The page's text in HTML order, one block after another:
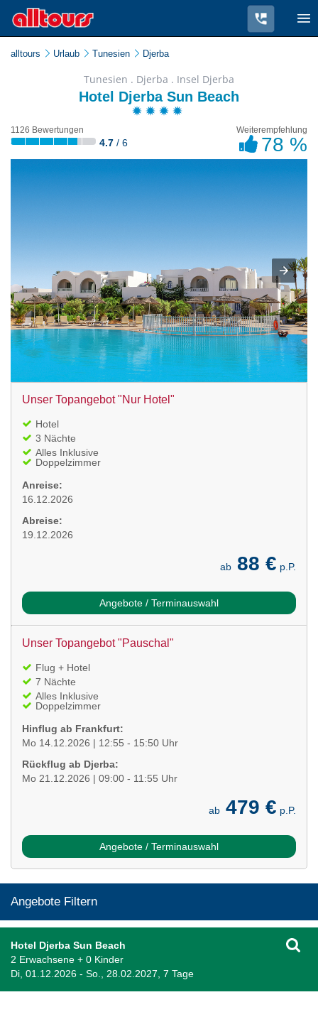
alltours Urlaub Tunesien Djerba
Tunesien . Djerba . Insel Djerba
Hotel Djerba Sun Beach
1126 Bewertungen
4.7 / 6
Weiterempfehlung
78 %
Unser Topangebot "Nur Hotel"
Hotel
3 Nächte
Alles Inklusive
Doppelzimmer
Anreise:
16.12.2026
Abreise:
19.12.2026
ab 88 € p.P.
Angebote / Terminauswahl
Unser Topangebot "Pauschal"
Flug + Hotel
7 Nächte
Alles Inklusive
Doppelzimmer
Hinflug ab Frankfurt:
Mo 14.12.2026 | 12:55 - 15:50 Uhr
Rückflug ab Djerba:
Mo 21.12.2026 | 09:00 - 11:55 Uhr
ab 479 € p.P.
Angebote / Terminauswahl
Angebote Filtern
Hotel Djerba Sun Beach
2 Erwachsene + 0 Kinder
Di, 01.12.2026 - So., 28.02.2027, 7 Tage